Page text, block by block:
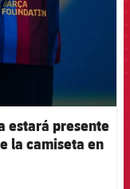
estará presente
la camiseta en